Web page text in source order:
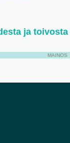
ja toivosta
MAINOS